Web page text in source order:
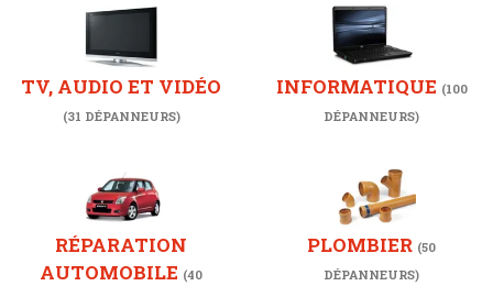
TV, AUDIO ET VIDÉO
(31 DÉPANNEURS)
INFORMATIQUE (100
DÉPANNEURS)
RÉPARATION
AUTOMOBILE (40
PLOMBIER (50
DÉPANNEURS)